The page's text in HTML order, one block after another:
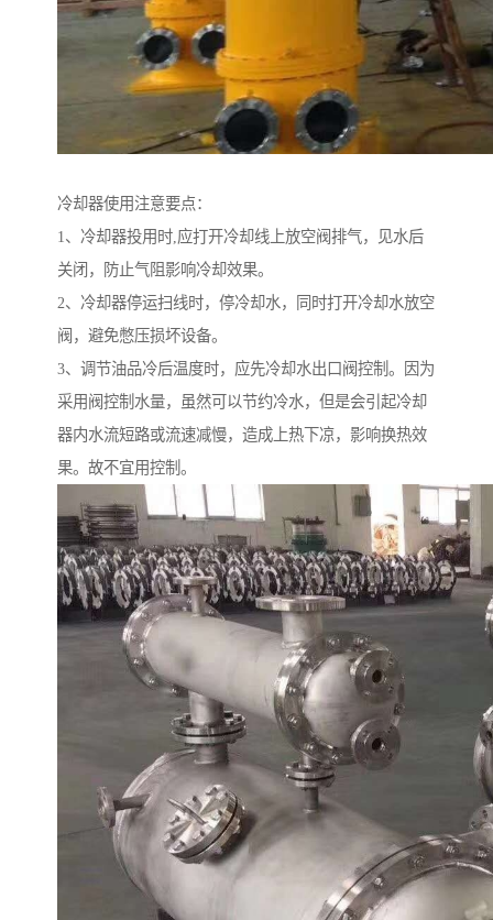
冷却器使用注意要点：
1、冷却器投用时,应打开冷却线上放空阀排气，见水后
关闭，防止气阻影响冷却效果。
2、冷却器停运扫线时，停冷却水，同时打开冷却水放空
阀，避免憋压损坏设备。
3、调节油品冷后温度时，应先冷却水出口阀控制。因为
采用阀控制水量，虽然可以节约冷水，但是会引起冷却
器内水流短路或流速减慢，造成上热下凉，影响换热效
果。故不宜用控制。